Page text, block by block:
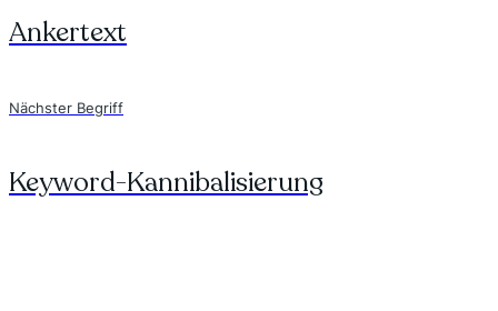
Ankertext
Nächster Begriff
Keyword-Kannibalisierung